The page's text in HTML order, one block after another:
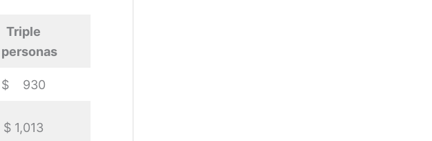
Triple
$ 930
$ 1,013